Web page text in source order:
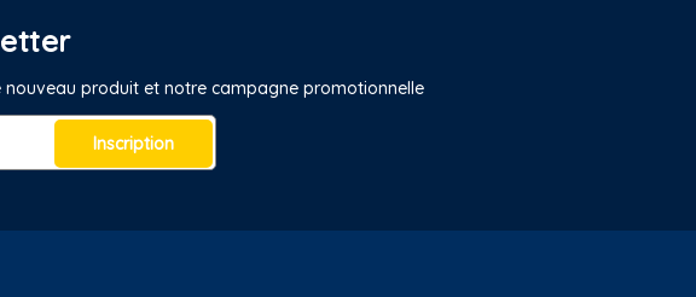
produit et notre campagne promotionnelle
Inscription